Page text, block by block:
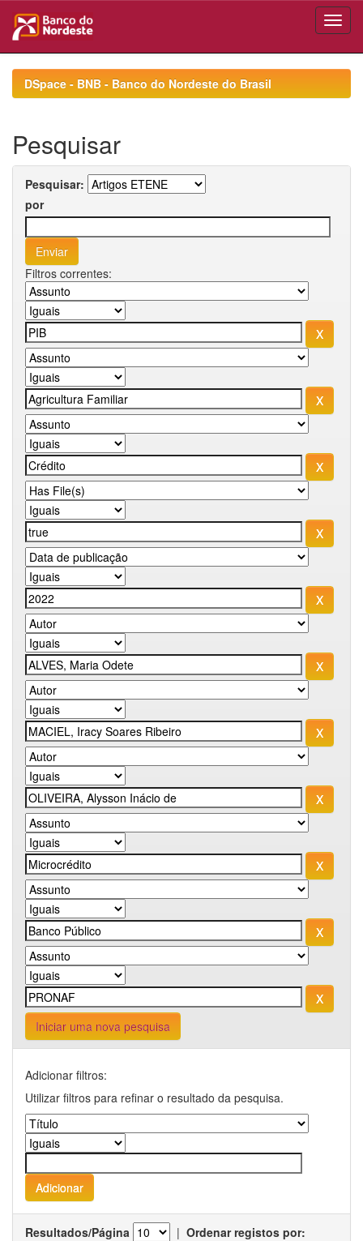
navigationDSpace - BNB - Banco do Nordeste do Brasil
Pesquisar
Pesquisar:
por
Filtros correntes:
Iniciar uma nova pesquisa
Adicionar filtros:
Utilizar filtros para refinar o resultado da pesquisa.
Resultados/Página | Ordenar registos por: